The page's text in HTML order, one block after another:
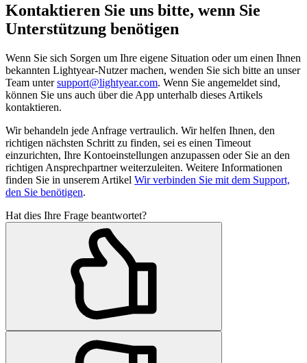
Kontaktieren Sie uns bitte, wenn Sie
Unterstützung benötigen
Wenn Sie sich Sorgen um Ihre eigene Situation oder um einen Ihnen
bekannten Lightyear-Nutzer machen, wenden Sie sich bitte an unser
Team untersupport@lightyear.com. Wenn Sie angemeldet sind,
können Sie uns auch über die App unterhalb dieses Artikels
kontaktieren.
Wir behandeln jede Anfrage vertraulich. Wir helfen Ihnen, den
richtigen nächsten Schritt zu finden, sei es einen Timeout
einzurichten, Ihre Kontoeinstellungen anzupassen oder Sie an den
richtigen Ansprechpartner weiterzuleiten. Weitere Informationen
finden Sie in unserem Artikel Wir verbinden Sie mit dem Support,
den Sie benötigen.
Hat dies Ihre Frage beantwortet?